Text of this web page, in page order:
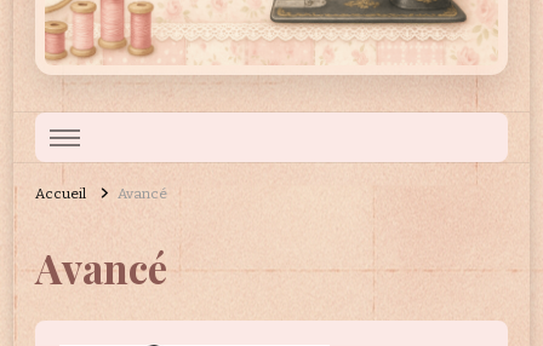
Patchwork
Passion
Site dédié à la broderie machine, à la couture et au patchwork.
Accueil Avancé
Avancé